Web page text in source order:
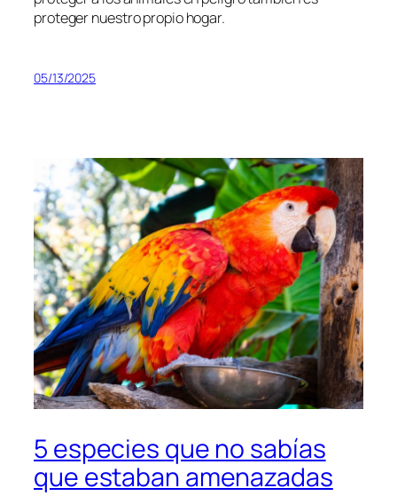
proteger nuestro propio hogar.
05/13/2025
5 especies que no sabías
que estaban amenazadas